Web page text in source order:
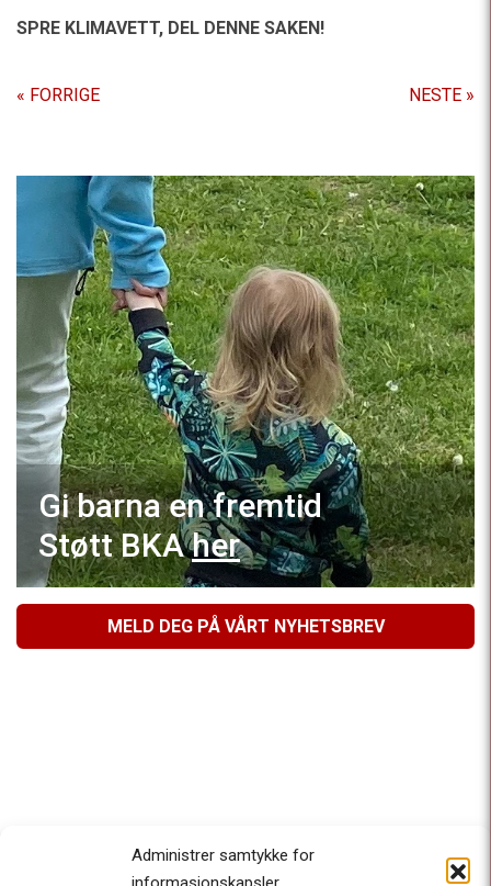
Administrer samtykke for
SPRE KLIMAVETT, DEL DENNE SAKEN!
« FORRIGE NESTE »
Gi barna en fremtid
Støtt BKAher
MELD DEG PÅ VÅRT NYHETSBREV